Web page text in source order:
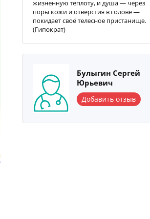
жизненную теплоту, и душа — через
поры кожи и отверстия в голове —
покидает своё телесное пристанище.
(Гипократ)
Булыгин Сергей
Юрьевич
Добавить отзыв